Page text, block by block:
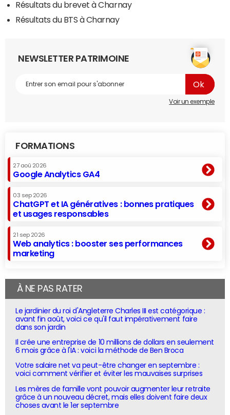
Résultats du brevet à Charnay
Résultats du BTS à Charnay
NEWSLETTER PATRIMOINE
Voir un exemple
FORMATIONS
27 aoû 2026
Google Analytics GA4
03 sep 2026
ChatGPT et IA génératives : bonnes pratiques
et usages responsables
21 sep 2026
Web analytics : booster ses performances
marketing
À NE PAS RATER
Le jardinier du roi d'Angleterre Charles III est catégorique :
avant fin août, voici ce qu'il faut impérativement faire
dans son jardin
Il crée une entreprise de 10 millions de dollars en seulement
6 mois grâce à l'IA : voici la méthode de Ben Broca
Votre salaire net va peut-être changer en septembre :
voici comment vérifier et éviter les mauvaises surprises
Les mères de famille vont pouvoir augmenter leur retraite
grâce à un nouveau décret, mais elles doivent faire deux
choses avant le 1er septembre